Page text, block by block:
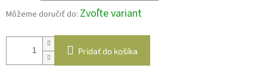
Môžeme doručiť do: Zvoľte variant
Pridať do košíka